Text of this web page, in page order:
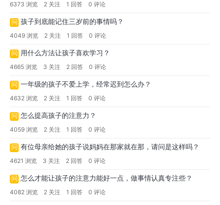
6373 浏览 2 关注 1 回答 0 评论
问 孩子到底能记住三岁前的事情吗？
4049 浏览 2 关注 1 回答 0 评论
问 用什么方法让孩子喜欢学习？
4665 浏览 3 关注 2 回答 0 评论
问 一年级的孩子不爱上学，经常迟到怎么办？
4632 浏览 2 关注 1 回答 0 评论
问 怎么提高孩子的注意力？
4059 浏览 2 关注 1 回答 0 评论
问 有位母亲给她的孩子说妈妈在那家就在那，请问是这样吗？
4621 浏览 3 关注 2 回答 0 评论
问 怎么才能让孩子的注意力能好一点，做事情认真专注些？
4082 浏览 2 关注 1 回答 0 评论